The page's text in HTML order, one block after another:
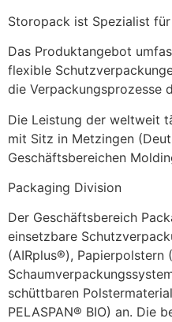
Storopack ist Spezialist
Das Produktangebot
flexible
die Verpackungsprozesse
Die Leistung der weltweit
mit Sitz in Metzingen
Geschäftsbereichen
Packaging Division
Der Geschäftsbereich
einsetzbare
(AIRplus®), Papierpolstern
schüttbaren
PELASPAN® BIO) an. Die